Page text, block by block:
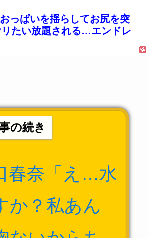
っぱいを揺らしてお尻を突
リたい放題される…エンドレ
の続き
春奈「え…水
か？私あん